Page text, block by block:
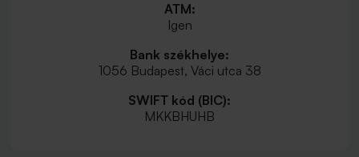
ATM:
Igen
Bank székhelye:
1056 Budapest, Váci utca 38
SWIFT kód (BIC):
MKKBHUHB